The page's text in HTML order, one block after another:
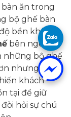
bàn ăn trong
bộ ghế bàn
bền không
bên ngoài
những bộ ghế
nhưng giá
khách
tại để giữ
hỏi sự chú